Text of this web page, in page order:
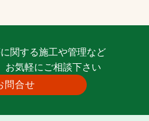
作にお困りの方へ
関する施工や管理など
お気軽にご相談下さい
問合せ